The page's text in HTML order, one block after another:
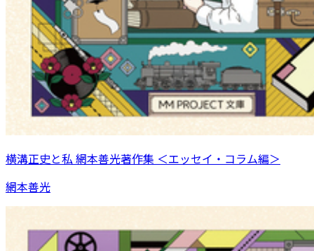
横溝正史と私 網本善光著作集 ＜エッセイ・コラム編＞
網本善光